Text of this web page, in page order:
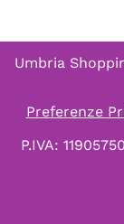
Umbria
Preferenze
P.IVA: